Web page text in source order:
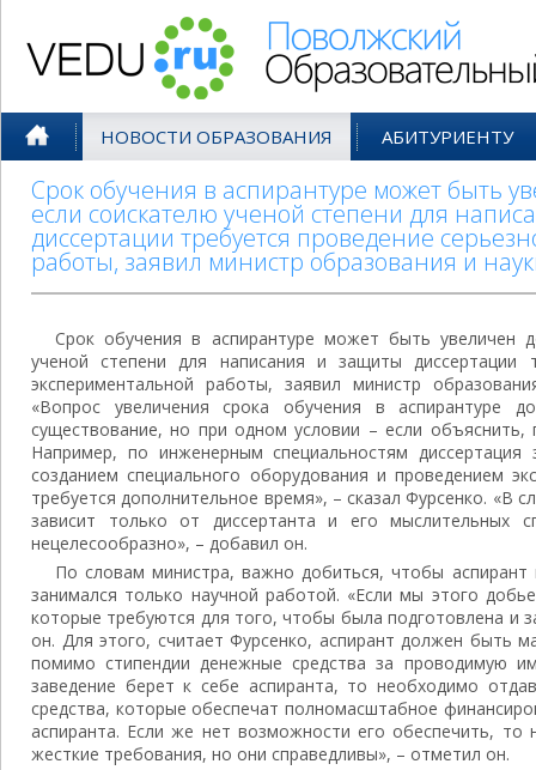
НОВОСТИ ОБРАЗОВАНИЯ АБИТУРИЕНТУ
Срок обучения в аспирантуре может быть
если соискателю ученой степени для
диссертации требуется проведение
работы, заявил министр образования и
Срок обучения в аспирантуре может быть увеличен
ученой степени для написания и защиты диссертации
экспериментальной работы, заявил министр
«Вопрос увеличения срока обучения в аспирантуре
существование, но при одном условии – если объяснить,
Например, по инженерным специальностям
созданием специального оборудования и проведением
требуется дополнительное время», – сказал Фурсенко. «В
зависит только от диссертанта и его мыслительных
нецелесообразно», – добавил он.
По словам министра, важно добиться, чтобы аспирант
занимался только научной работой. «Если мы этого
которые требуются для того, чтобы была подготовлена и
он. Для этого, считает Фурсенко, аспирант должен быть
помимо стипендии денежные средства за проводимую
заведение берет к себе аспиранта, то необходимо
средства, которые обеспечат полномасштабное
аспиранта. Если же нет возможности его обеспечить, то
жесткие требования, но они справедливы», – отметил он.